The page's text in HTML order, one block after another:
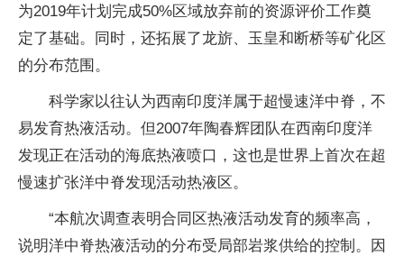
为2019年计划完成50%区域放弃前的资源评价工作奠
定了基础。同时，还拓展了龙旂、玉皇和断桥等矿化区
的分布范围。
科学家以往认为西南印度洋属于超慢速洋中脊，不
易发育热液活动。但2007年陶春辉团队在西南印度洋
发现正在活动的海底热液喷口，这也是世界上首次在超
慢速扩张洋中脊发现活动热液区。
“本航次调查表明合同区热液活动发育的频率高，
说明洋中脊热液活动的分布受局部岩浆供给的控制。因